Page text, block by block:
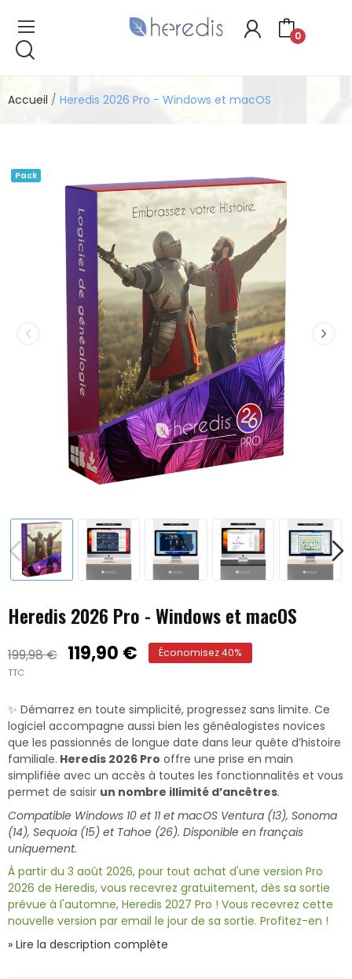
0
Accueil Heredis 2026 Pro - Windows et macOS
Pack
Heredis 2026 Pro - Windows et macOS
199,98 € 119,90 € Économisez 40%
TTC
✨ Démarrez en toute simplicité, progressez sans limite. Ce
logiciel accompagne aussi bien les généalogistes novices
que les passionnés de longue date dans leur quête d’histoire
familiale. Heredis 2026 Pro offre une prise en main
simplifiée avec un accès à toutes les fonctionnalités et vous
permet de saisir un nombre illimité d’ancêtres.
Compatible Windows 10 et 11 et macOS Ventura (13), Sonoma
(14), Sequoia (15) et Tahoe (26). Disponible en français
uniquement.
À partir du 3 août 2026, pour tout achat d'une version Pro
2026 de Heredis, vous recevrez gratuitement, dès sa sortie
prévue à l'automne, Heredis 2027 Pro ! Vous recevrez cette
nouvelle version par email le jour de sa sortie. Profitez-en !
» Lire la description complète